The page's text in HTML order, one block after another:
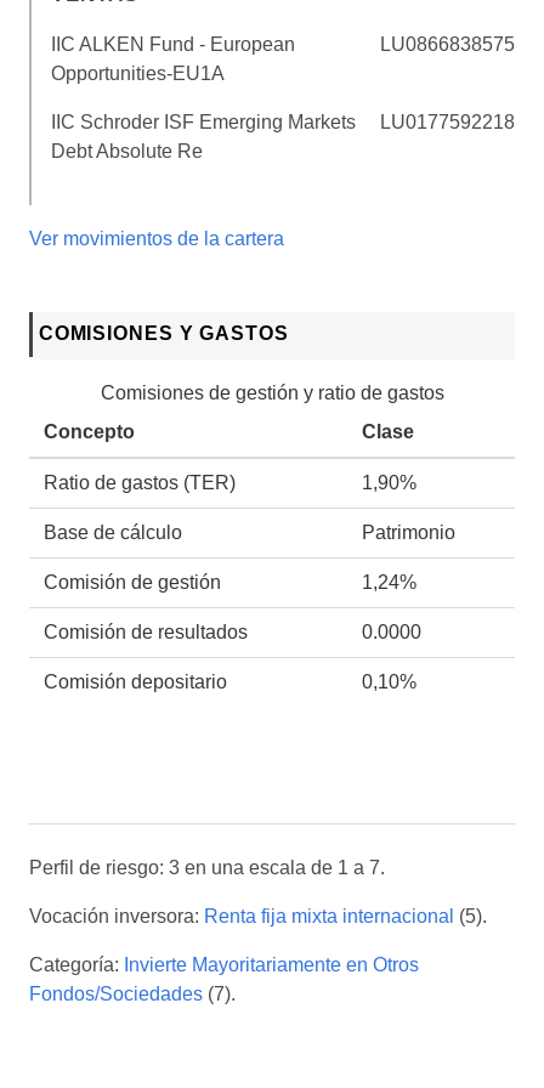
IIC ALKEN Fund - European
Opportunities-EU1A
LU0866838575
IIC Schroder ISF Emerging Markets
Debt Absolute Re
LU0177592218
Ver movimientos de la cartera
COMISIONES Y GASTOS
Comisiones de gestión y ratio de gastos
Concepto
Clase
Ratio de gastos (TER) 1,90%
Base de cálculo Patrimonio
Comisión de gestión 1,24%
Comisión de resultados 0.0000
Comisión depositario 0,10%
Perfil de riesgo: 3 en una escala de 1 a 7.
Vocación inversora: Renta fija mixta internacional (5).
Categoría: Invierte Mayoritariamente en Otros
Fondos/Sociedades (7).